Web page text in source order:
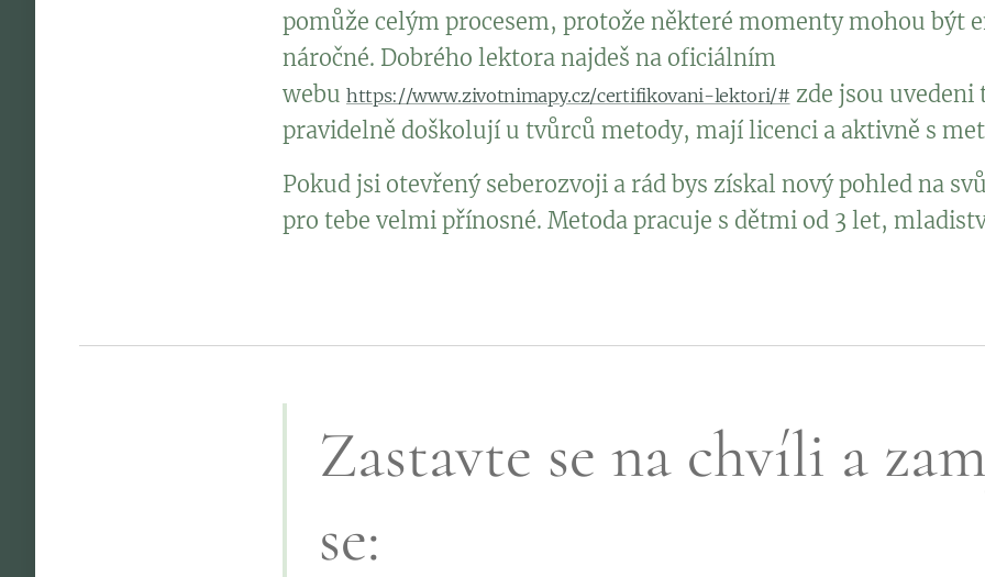
pomůže celým procesem, protože některé momenty mohou být
náročné. Dobrého lektora najdeš na oficiálním
webu https://www.zivotnimapy.cz/certifikovani-lektori/# zde jsou uvedeni
pravidelně doškolují u tvůrců metody, mají licenci a aktivně s
Pokud jsi otevřený seberozvoji a rád bys získal nový pohled na
pro tebe velmi přínosné. Metoda pracuje s dětmi od 3 let,
Zastavte se na chvíli a
se: